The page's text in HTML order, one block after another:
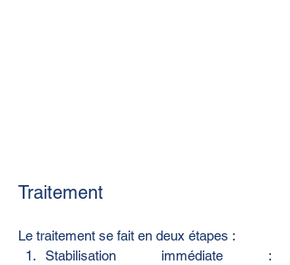
Traitement
Le traitement se fait en deux étapes :
Stabilisation immédiate :